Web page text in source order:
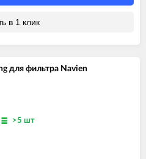
в 1 клик
для фильтра Navien
>5 шт